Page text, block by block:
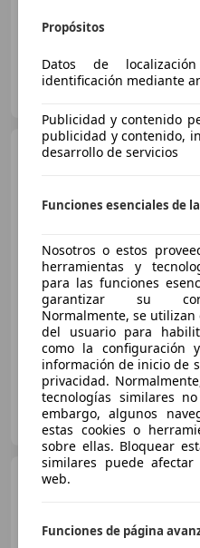
AUTOS ORTIZ
06/2021 82.000 km
340 kW (462 CV)
Particular
ES-08034 Barcelona
Propósitos
Datos de
identificación mediante
Publicidad y contenido
publicidad y contenido,
desarrollo de servicios
Funciones esenciales de
Nosotros o estos
herramientas y
para las funciones
garantizar su
Normalmente, se
del usuario para
como la configuración
información de inicio de
privacidad.
tecnologías similares
embargo, algunos
estas cookies o
sobre ellas. Bloquear
similares puede
web.
Funciones de página